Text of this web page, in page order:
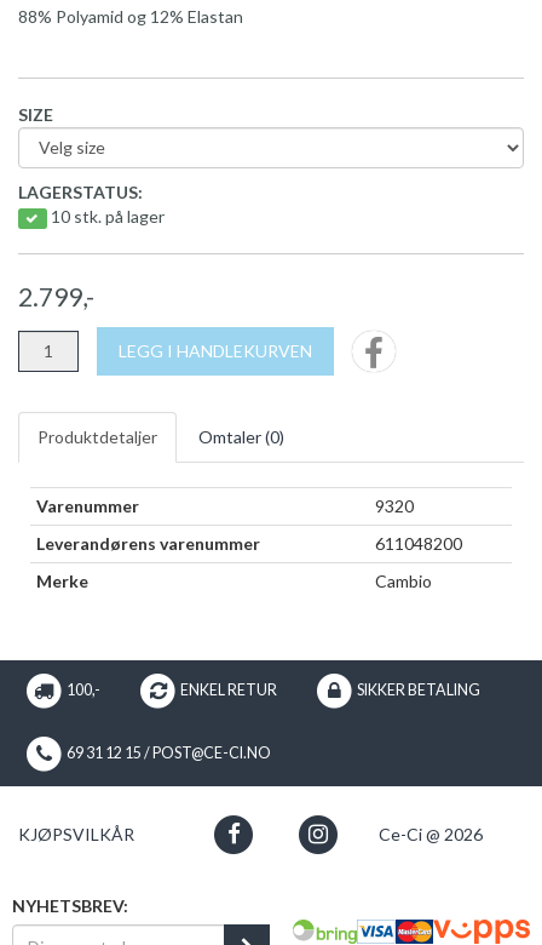
88% Polyamid og 12% Elastan
SIZE
LAGERSTATUS:
10 stk. på lager
2.799,-
LEGG I HANDLEKURVEN
Produktdetaljer Omtaler (0)
Varenummer
9320
Leverandørens varenummer
611048200
Merke
Cambio
100,- ENKEL RETUR SIKKER BETALING
69 31 12 15 / POST@CE-CI.NO
KJØPSVILKÅR Ce-Ci @ 2026
NYHETSBREV: